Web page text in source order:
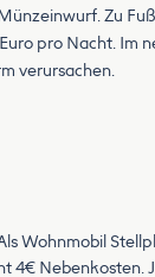
Zu
pro Nacht. Im
verursachen.
Wohnmobil
4€ Nebenkosten.